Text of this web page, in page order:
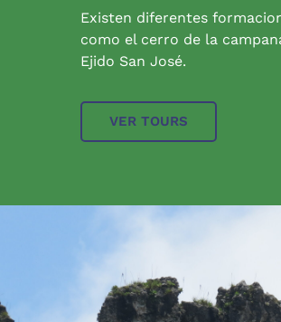
Existen diferentes
como el cerro de la
Ejido San José.
VER TOURS